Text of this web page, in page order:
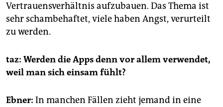
Vertrauensverhältnis aufzubauen. Das Thema ist
sehr schambehaftet, viele haben Angst, verurteilt
zu werden.
taz: Werden die Apps denn vor allem verwendet,
weil man sich einsam fühlt?
Ebner: In manchen Fällen zieht jemand in eine